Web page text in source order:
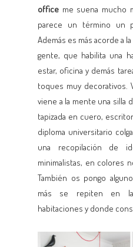
office me suena mucho
parece un término un
Además es más acorde a
gente, que habilita una
estar, oficina y demás
toques muy decorativos.
viene a la mente una silla
tapizada en cuero,
diploma universitario
una recopilación de
minimalistas, en colores
También os pongo
más se repiten en
habitaciones y donde